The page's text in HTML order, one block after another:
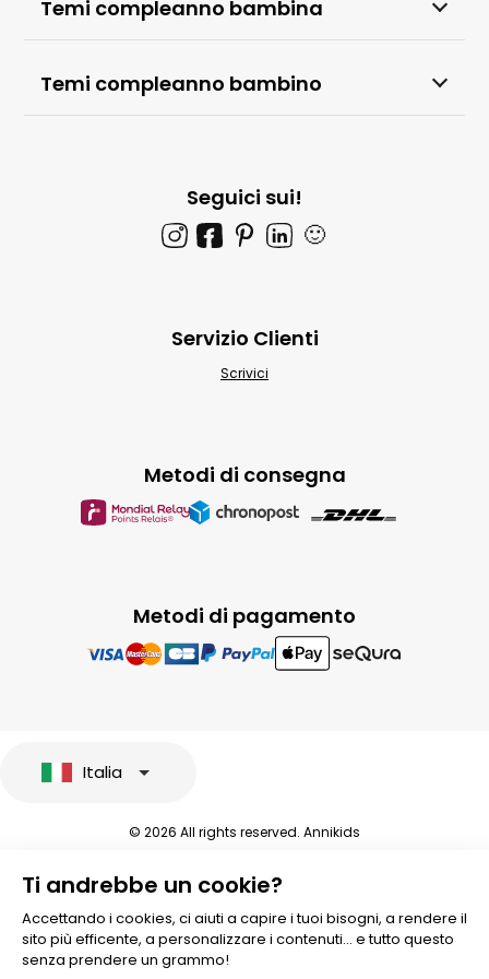
Temi compleanno bambina
Temi compleanno bambino
Seguici sui!
🙂
Metodi di pagamento
Metodi di consegna
Servizio Clienti
Scrivici
Ti andrebbe un cookie?
Accettando i cookies, ci aiuti a capire i tuoi bisogni, a rendere il
sito più efficente, a personalizzare i contenuti... e tutto questo
senza prendere un grammo!
Italia
© 2026 All rights reserved. Annikids